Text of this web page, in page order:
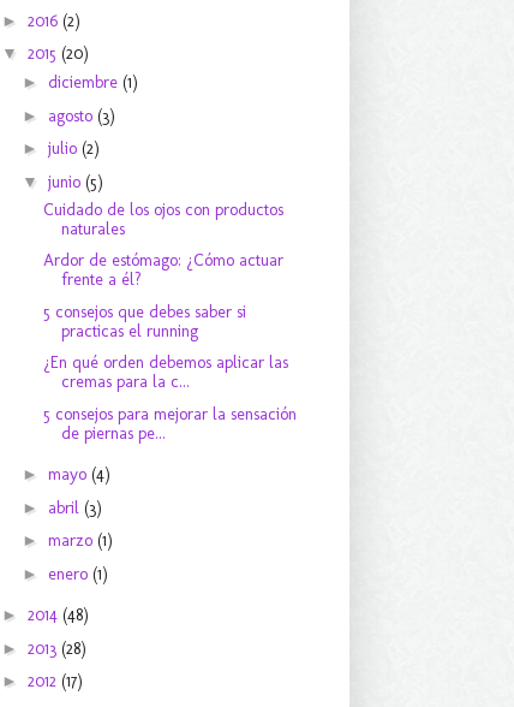
► 2016 (2)
▼ 2015 (20)
► diciembre (1)
► agosto (3)
► julio (2)
▼ junio (5)
Cuidado de los ojos con productos
naturales
Ardor de estómago: ¿Cómo actuar
frente a él?
5 consejos que debes saber si
practicas el running
¿En qué orden debemos aplicar las
cremas para la c...
5 consejos para mejorar la sensación
de piernas pe...
► mayo (4)
► abril (3)
► marzo (1)
► enero (1)
► 2014 (48)
► 2013 (28)
► 2012 (17)